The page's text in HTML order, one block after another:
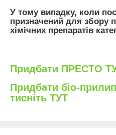
У тому випадку, коли
призначений для збору
хімічних препаратів
Придбати ПРЕСТО
Придбати біо-
тисніть ТУТ